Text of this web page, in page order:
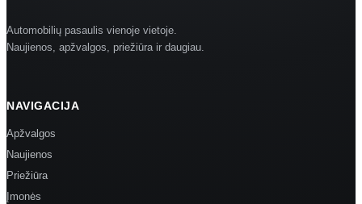
Automobilių pasaulis vienoje vietoje.
Naujienos, apžvalgos, priežiūra ir daugiau.
NAVIGACIJA
Apžvalgos
Naujienos
Priežiūra
Įmonės